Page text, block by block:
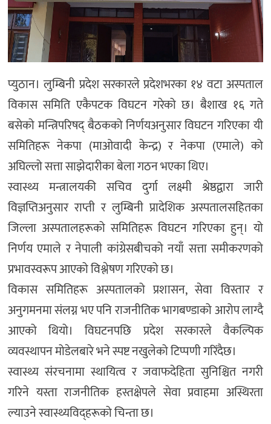
प्युठान। लुम्बिनी प्रदेश सरकारले प्रदेशभरका १४ वटा अस्पताल
विकास समिति एकैपटक विघटन गरेको छ। बैशाख १६ गते
बसेको मन्त्रिपरिषद् बैठकको निर्णयअनुसार विघटन गरिएका यी
समितिहरू नेकपा (माओवादी केन्द्र) र नेकपा (एमाले) को
अघिल्लो सत्ता साझेदारीका बेला गठन भएका थिए।
स्वास्थ्य मन्त्रालयकी सचिव दुर्गा लक्ष्मी श्रेष्ठद्वारा जारी
विज्ञप्तिअनुसार राप्ती र लुम्बिनी प्रादेशिक अस्पतालसहितका
जिल्ला अस्पतालहरूको समितिहरू विघटन गरिएका हुन्। यो
निर्णय एमाले र नेपाली कांग्रेसबीचको नयाँ सत्ता समीकरणको
प्रभावस्वरूप आएको विश्लेषण गरिएको छ।
विकास समितिहरू अस्पतालको प्रशासन, सेवा विस्तार र
अनुगमनमा संलग्न भए पनि राजनीतिक भागबण्डाको आरोप लाग्दै
आएको थियो। विघटनपछि प्रदेश सरकारले वैकल्पिक
व्यवस्थापन मोडेलबारे भने स्पष्ट नखुलेको टिप्पणी गरिंदैछ।
स्वास्थ्य संरचनामा स्थायित्व र जवाफदेहिता सुनिश्चित नगरी
गरिने यस्ता राजनीतिक हस्तक्षेपले सेवा प्रवाहमा अस्थिरता
ल्याउने स्वास्थ्यविद्हरूको चिन्ता छ।